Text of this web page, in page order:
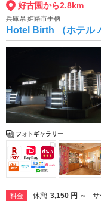
好古園から2.8km
兵庫県 姫路市手柄
Hotel Birth （ホテル
フォトギャラリー
料金 休憩 3,150 円 ～ サ